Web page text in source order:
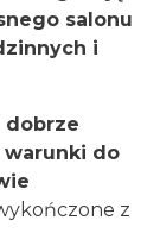
salonu
i
dobrze
warunki do
z